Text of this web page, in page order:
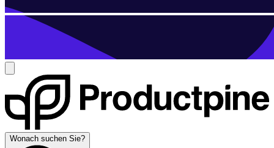
Wonach suchen Sie?